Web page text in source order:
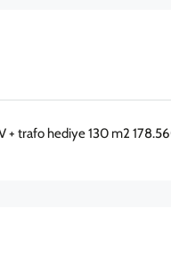
+ trafo hediye 130 m2